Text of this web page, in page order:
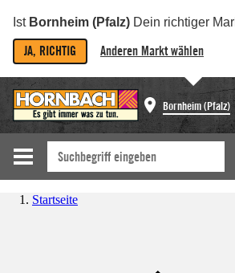
Ist Bornheim (Pfalz) Dein richtiger
JA, RICHTIG Anderen Markt wählen
Bornheim (Pfalz)
Startseite